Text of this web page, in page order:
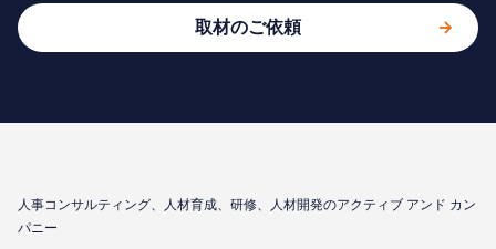
取材のご依頼
⼈事コンサルティング、⼈材育成、研修、⼈材開発のアクティブ アンド カン
パニー